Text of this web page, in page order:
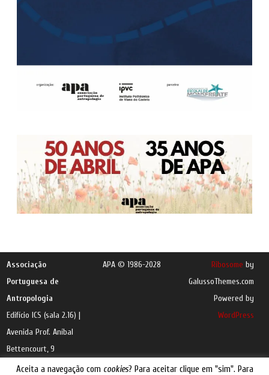
Associação
Portuguesa de
Antropologia
Edifício ICS (sala 2.16) |
Avenida Prof. Aníbal
Bettencourt, 9
1600-189 Lisboa |e-
APA © 1986-2028 Ribosome by
GalussoThemes.com
Powered by
WordPress
Aceita a navegação com cookies? Para aceitar clique em "sim". Para